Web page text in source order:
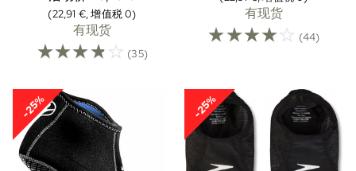
(22,91 €, 增值税 0)
有现货
☆☆☆☆☆ (35)
有现货
☆☆☆☆☆ (44)
-25% -25%